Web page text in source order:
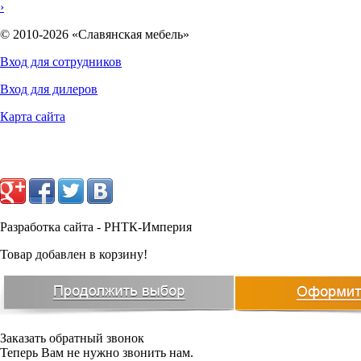
7095руб.
›
© 2010-2026 «Славянская мебель»
Вход для сотрудников
Вход для дилеров
Карта сайта
Разработка сайта - РНТК-Империя
Товар добавлен в корзину!
Заказать обратный звонок
Теперь Вам не нужно звонить нам.